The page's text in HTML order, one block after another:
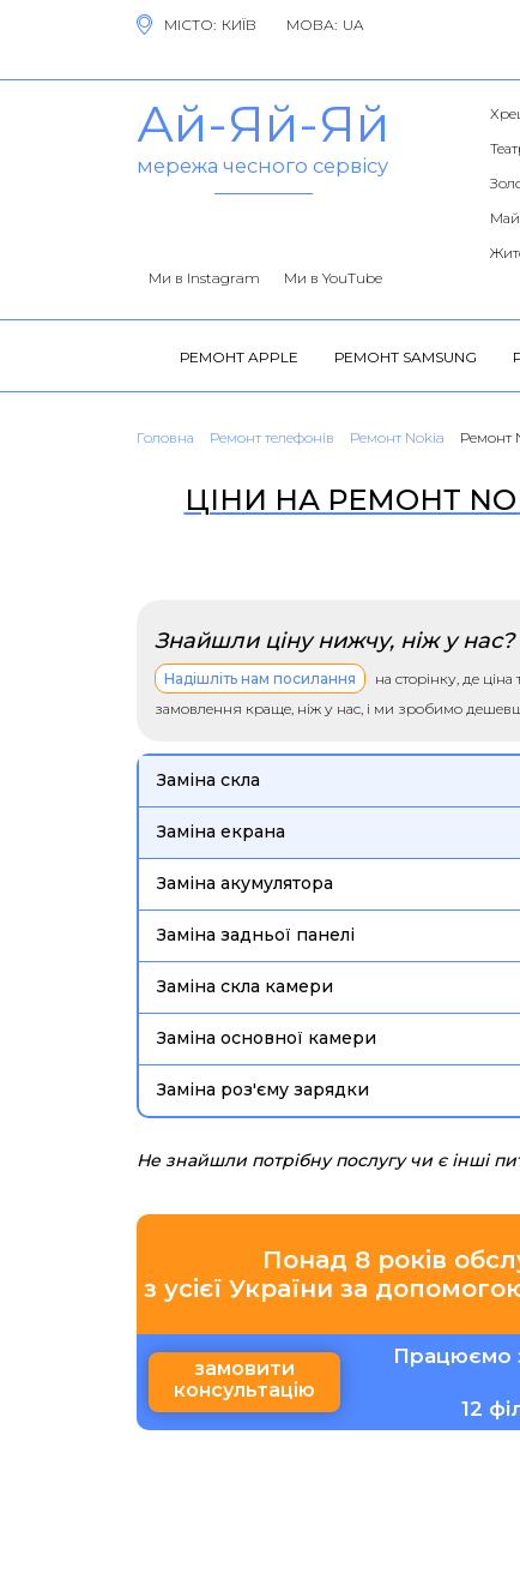
МІСТО: МОВА:
Ай-Яй-Яй
мережа чесного сервісу
Ми в Instagram Ми в YouTube
РЕМОНТ APPLE РЕМОНТ SAMSUNG
Головна Ремонт телефонів Ремонт Nokia Ремонт
ЦІНИ НА РЕМОНТ
Знайшли ціну нижчу, ніж у нас?
Надішліть нам посилання
на сторінку, де
замовлення краще, ніж у нас, і ми зробимо
Заміна скла
Заміна екрана
Заміна акумулятора
Заміна задньої панелі
Заміна скла камери
Заміна основної камери
Заміна роз'єму зарядки
Не знайшли потрібну послугу чи є інші
Понад 8 років
з усієї України за
замовити
консультацію
Працюємо
12